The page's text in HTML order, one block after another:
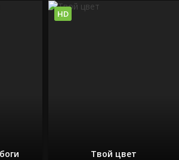
Твой цвет
HD